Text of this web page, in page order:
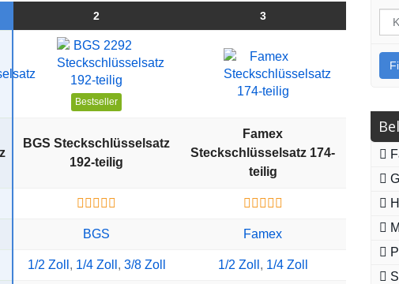
2 3
Bestseller
BGS Steckschlüsselsatz
192-teilig
Famex
Steckschlüsselsatz 174-
teilig
BGS Famex
1/2 Zoll , 1/4 Zoll , 3/8 Zoll 1/2 Zoll , 1/4 Zoll